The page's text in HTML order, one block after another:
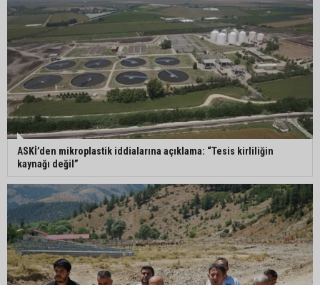
ASKİ’den mikroplastik iddialarına açıklama: “Tesis kirliliğin
kaynağı değil”